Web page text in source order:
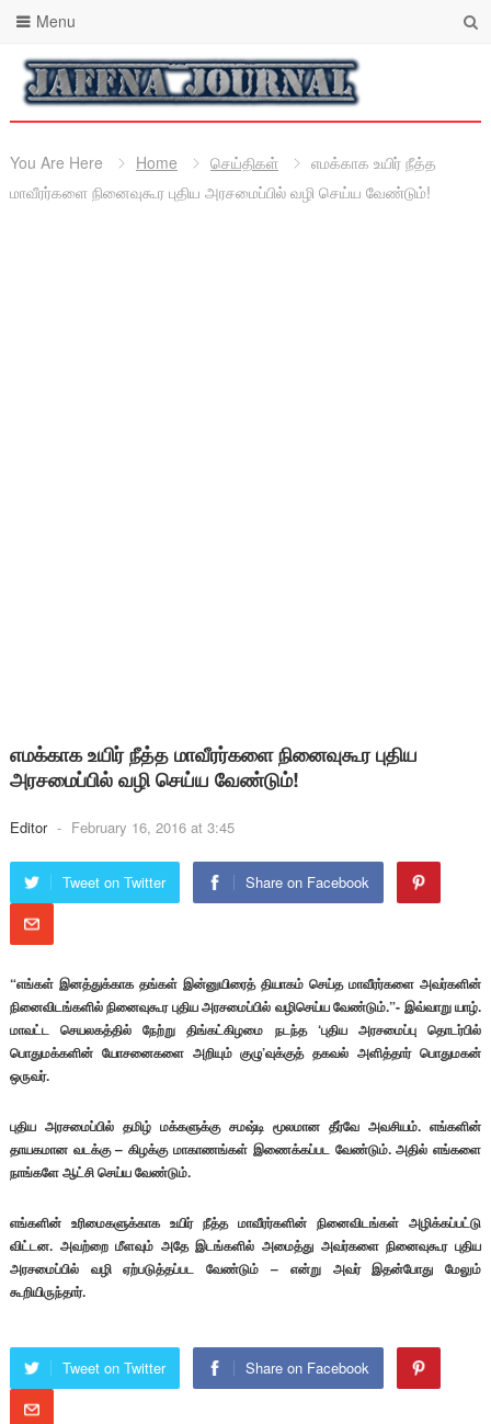
Menu
You Are Here Home செய்திகள்
எமக்காக உயிர் நீத்த
மாவீரர்களை நினைவுகூர புதிய அரசமைப்பில் வழி செய்ய வேண்டும்!
எமக்காக உயிர் நீத்த மாவீரர்களை நினைவுகூர புதிய
அரசமைப்பில் வழி செய்ய வேண்டும்!
Editor - February 16, 2016 at 3:45
Tweet on Twitter Share on Facebook
“எங்கள் இனத்துக்காக தங்கள் இன்னுயிரைத் தியாகம் செய்த மாவீரர்களை அவர்களின்
நினைவிடங்களில் நினைவுகூர புதிய அரசமைப்பில் வழிசெய்ய வேண்டும்.”- இவ்வாறு யாழ்.
மாவட்ட செயலகத்தில் நேற்று திங்கட்கிழமை நடந்த ‘புதிய அரசமைப்பு தொடர்பில்
பொதுமக்களின் யோசனைகளை அறியும் குழு’வுக்குத் தகவல் அளித்தார் பொதுமகன்
ஒருவர்.
புதிய அரசமைப்பில் தமிழ் மக்களுக்கு சமஷ்டி மூலமான தீர்வே அவசியம். எங்களின்
தாயகமான வடக்கு – கிழக்கு மாகாணங்கள் இணைக்கப்பட வேண்டும். அதில் எங்களை
நாங்களே ஆட்சி செய்ய வேண்டும்.
எங்களின் உரிமைகளுக்காக உயிர் நீத்த மாவீரர்களின் நினைவிடங்கள் அழிக்கப்பட்டு
விட்டன. அவற்றை மீளவும் அதே இடங்களில் அமைத்து அவர்களை நினைவுகூர புதிய
அரசமைப்பில் வழி ஏற்படுத்தப்பட வேண்டும் – என்று அவர் இதன்போது மேலும்
கூறியிருந்தார்.
Tweet on Twitter Share on Facebook